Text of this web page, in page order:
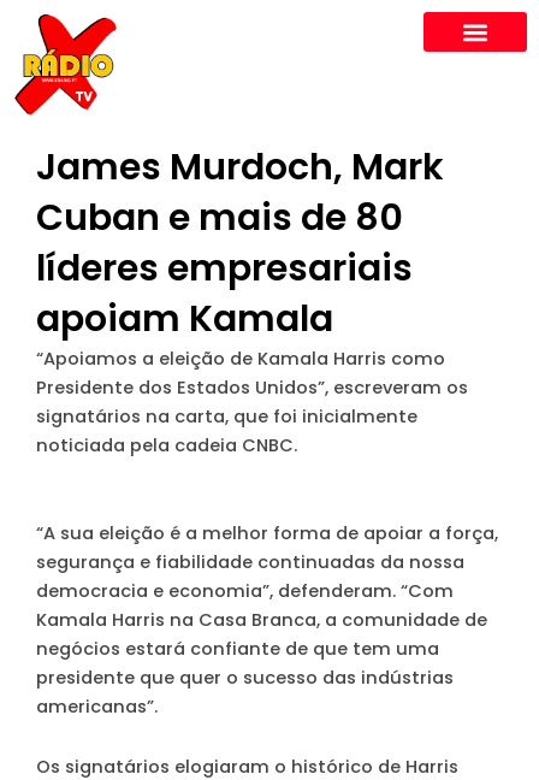
content
James Murdoch, Mark
Cuban e mais de 80
líderes empresariais
apoiam Kamala
“Apoiamos a eleição de Kamala Harris como
Presidente dos Estados Unidos”, escreveram os
signatários na carta, que foi inicialmente
noticiada pela cadeia CNBC.
“A sua eleição é a melhor forma de apoiar a força,
segurança e fiabilidade continuadas da nossa
democracia e economia”, defenderam. “Com
Kamala Harris na Casa Branca, a comunidade de
negócios estará confiante de que tem uma
presidente que quer o sucesso das indústrias
americanas”.
Os signatários elogiaram o histórico de Harris